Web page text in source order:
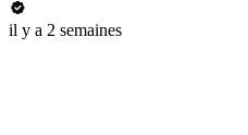
il y a 2 semaines